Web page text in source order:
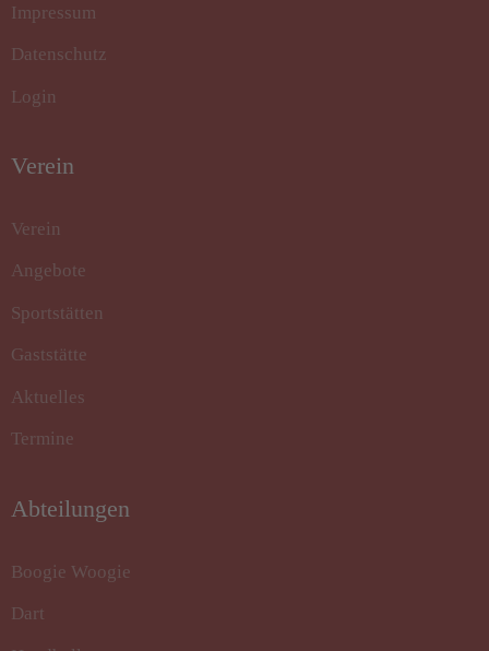
Impressum
Datenschutz
Login
Verein
Verein
Angebote
Sportstätten
Gaststätte
Aktuelles
Termine
Abteilungen
Boogie Woogie
Dart